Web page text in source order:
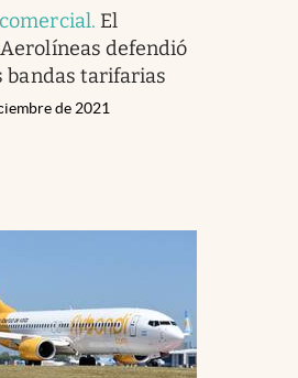
. El
defendió
bandas tarifarias
de 2021